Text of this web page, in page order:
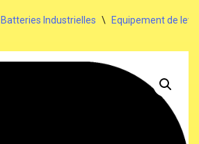
Batteries Industrielles \ Equipement de